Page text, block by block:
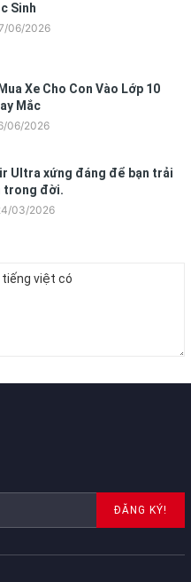
Sinh
06/2026
Xe Cho Con Vào Lớp 10
Mắc
06/2026
Ultra xứng đáng để bạn trải
trong đời.
03/2026
ĐĂNG KÝ!